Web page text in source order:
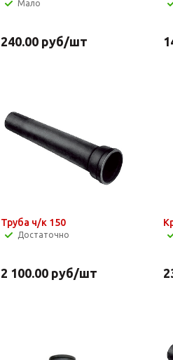
Мало
240.00 руб/шт
Труба ч/к 150
Достаточно
2 100.00 руб/шт